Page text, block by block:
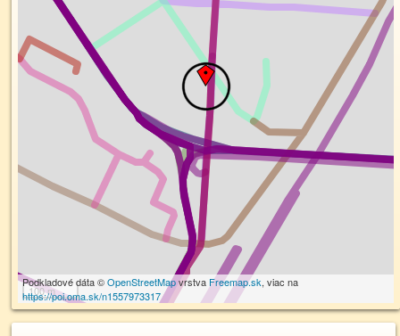
100 m
Podkladové dáta ©OpenStreetMapvrstva Freemap.sk, viac na
https://poi.oma.sk/n1557973317